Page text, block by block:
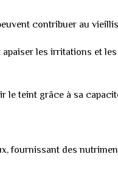
contribuer au
les irritations et
teint grâce à sa
fournissant des